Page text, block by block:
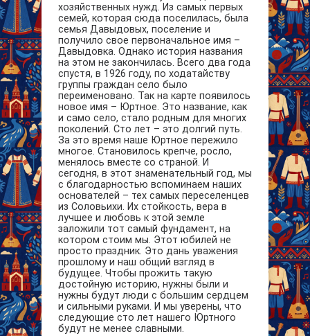
хозяйственных нужд. Из самых первых
семей, которая сюда поселилась, была
семья Давыдовых, поселение и
получило свое первоначальное имя –
Давыдовка. Однако история названия
на этом не закончилась. Всего два года
спустя, в 1926 году, по ходатайству
группы граждан село было
переименовано. Так на карте появилось
новое имя – Юртное. Это название, как
и само село, стало родным для многих
поколений. Сто лет – это долгий путь.
За это время наше Юртное пережило
многое. Становилось крепче, росло,
менялось вместе со страной. И
сегодня, в этот знаменательный год, мы
с благодарностью вспоминаем наших
основателей – тех самых переселенцев
из Соловьихи. Их стойкость, вера в
лучшее и любовь к этой земле
заложили тот самый фундамент, на
котором стоим мы. Этот юбилей не
просто праздник. Это дань уважения
прошлому и наш общий взгляд в
будущее. Чтобы прожить такую
достойную историю, нужны были и
нужны будут люди с большим сердцем
и сильными руками. И мы уверены, что
следующие сто лет нашего Юртного
будут не менее славными.